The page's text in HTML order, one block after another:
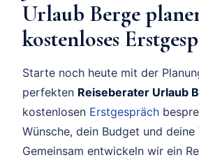
Urlaub Berge
kostenloses
Starte noch heute mit der
perfekten Reiseberater Urlaub
kostenlosen Erstgespräch
Wünsche, dein Budget und deine
Gemeinsam entwickeln wir ein